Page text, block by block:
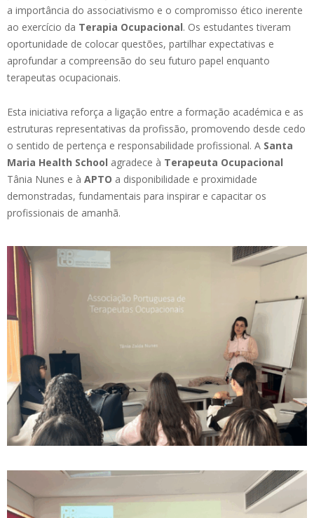
a importância do associativismo e o compromisso ético inerente
ao exercício da Terapia Ocupacional. Os estudantes tiveram
oportunidade de colocar questões, partilhar expectativas e
aprofundar a compreensão do seu futuro papel enquanto
terapeutas ocupacionais.
Esta iniciativa reforça a ligação entre a formação académica e as
estruturas representativas da profissão, promovendo desde cedo
o sentido de pertença e responsabilidade profissional. A Santa
Maria Health School agradece à Terapeuta Ocupacional
Tânia Nunes e à APTO a disponibilidade e proximidade
demonstradas, fundamentais para inspirar e capacitar os
profissionais de amanhã.